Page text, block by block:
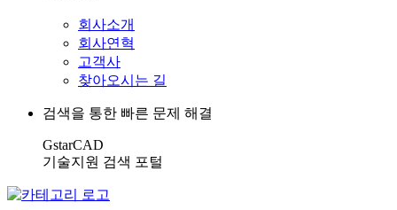
회사소개
회사연혁
고객사
찾아오시는 길
검색을 통한 빠른 문제 해결
GstarCAD
기술지원 검색 포털